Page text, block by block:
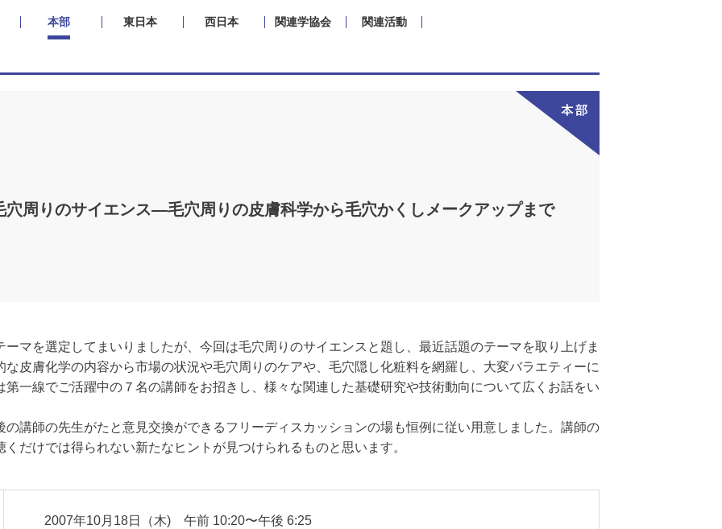
本部 東日本 西日本 関連学協会 関連活動
穴周りのサイエンス―毛穴周りの皮膚科学から毛穴かくしメークアップまで
マを選定してまいりましたが、今回は毛穴周りのサイエンスと題し、最近話題のテーマを取り上げま
皮膚化学の内容から市場の状況や毛穴周りのケアや、毛穴隠し化粧料を網羅し、大変バラエティーに
一線でご活躍中の７名の講師をお招きし、様々な関連した基礎研究や技術動向について広くお話をい
講師の先生がたと意見交換ができるフリーディスカッションの場も恒例に従い用意しました。講師の
だけでは得られない新たなヒントが見つけられるものと思います。
2007年10月18日（木) 午前 10:20〜午後 6:25